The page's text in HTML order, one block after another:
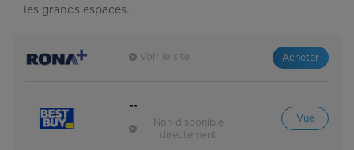
les grands espaces.
Voir le site Acheter
--
Non disponible
directement
Vue